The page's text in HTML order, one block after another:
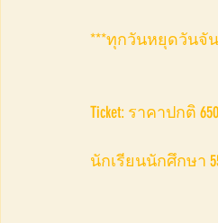
***ทุกวันหยุดวันจั
Ticket: ราคาปกติ
นักเรียนนักศึกษา